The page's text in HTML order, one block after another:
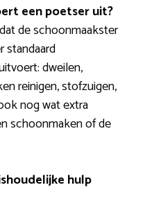
een poetser uit?
de schoonmaakster
standaard
dweilen,
reinigen, stofzuigen,
nog wat extra
schoonmaken of de
hulp